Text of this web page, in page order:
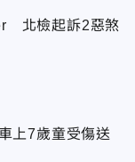
北檢起訴2惡煞
上7歲童受傷送